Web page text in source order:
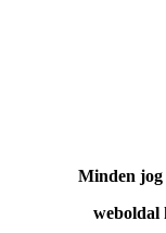
Minden
weboldal